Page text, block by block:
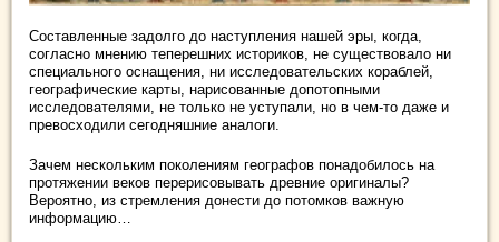
Составленные задолго до наступления нашей эры, когда,
согласно мнению теперешних историков, не существовало ни
специального оснащения, ни исследовательских кораблей,
географические карты, нарисованные допотопными
исследователями, не только не уступали, но в чем-то даже и
превосходили сегодняшние аналоги.
Зачем нескольким поколениям географов понадобилось на
протяжении веков перерисовывать древние оригиналы?
Вероятно, из стремления донести до потомков важную
информацию…